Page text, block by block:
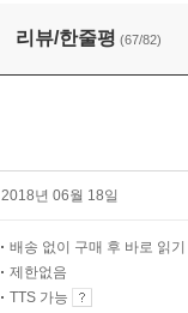
리뷰/한줄평 (67/82)
2018년 06월 18일
배송 없이 구매 후 바로 읽기
제한없음
TTS 가능